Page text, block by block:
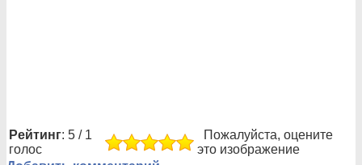
Рейтинг: 5 / 1
голос
Пожалуйста, оцените
это изображение